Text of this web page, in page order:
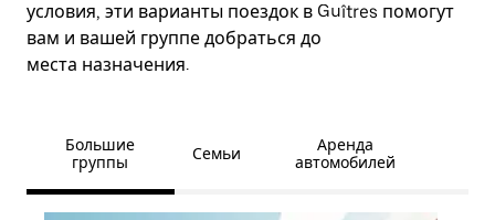
условия, эти варианты поездок в Guîtres помогут
вам и вашей группе добраться до
места назначения.
Большие
группы
Семьи
Аренда
автомобилей